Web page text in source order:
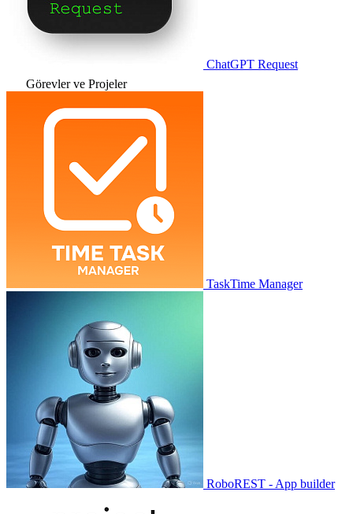
ChatGPT Request
Görevler ve Projeler
TaskTime Manager
RoboREST - App builder